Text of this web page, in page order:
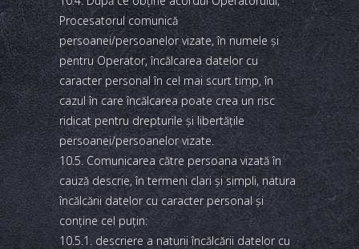
Procesatorul comunică
persoanei/persoanelor vizate, în numele şi
pentru Operator, încălcarea datelor cu
caracter personal în cel mai scurt timp, în
cazul în care încălcarea poate crea un risc
ridicat pentru drepturile şi libertăţile
persoanei/persoanelor vizate.
10.5. Comunicarea către persoana vizată în
cauză descrie, în termeni clari şi simpli, natura
încălcării datelor cu caracter personal şi
conţine cel puţin:
10.5.1. descriere a naturii încălcării datelor cu